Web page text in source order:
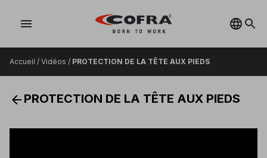
menu
Accueil / Vidéos / PROTECTION DE LA TÊTE AUX PIEDS
arrow_back PROTECTION DE LA TÊTE AUX PIEDS